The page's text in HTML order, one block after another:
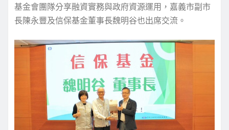
基金會團隊分享融資實務與政府資源運用，嘉義市副市
長陳永豐及信保基金董事長魏明谷也出席交流。